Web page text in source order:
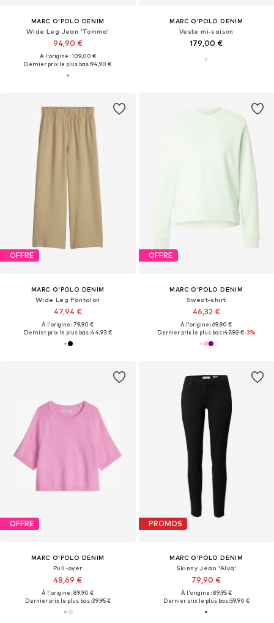
MARC O'POLO DENIM
Wide Leg Jean 'Tomma'
94,90 €
À l'origine : 109,00 €
Dernier prix le plus bas :94,90 €
MARC O'POLO DENIM
Veste mi-saison
179,00 €
OFFRE
MARC O'POLO DENIM
Wide Leg Pantalon
47,94 €
À l'origine : 79,90 €
Dernier prix le plus bas :44,93 €
OFFRE
MARC O'POLO DENIM
Sweat-shirt
46,32 €
À l'origine : 69,90 €
Dernier prix le plus bas :47,92 €-3%
OFFRE
MARC O'POLO DENIM
Pull-over
48,69 €
À l'origine : 89,90 €
Dernier prix le plus bas :39,95 €
PROMOS
MARC O'POLO DENIM
Skinny Jean 'Alva'
79,90 €
À l'origine : 89,95 €
Dernier prix le plus bas :59,90 €